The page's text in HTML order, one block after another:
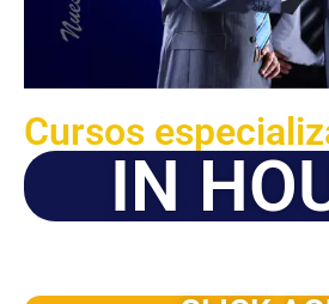
Cursos
IN